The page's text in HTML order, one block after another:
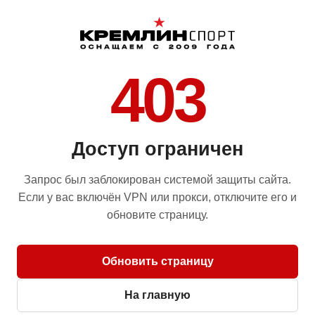
403
Доступ ограничен
Запрос был заблокирован системой защиты сайта.
Если у вас включён VPN или прокси, отключите его и
обновите страницу.
Обновить страницу
На главную